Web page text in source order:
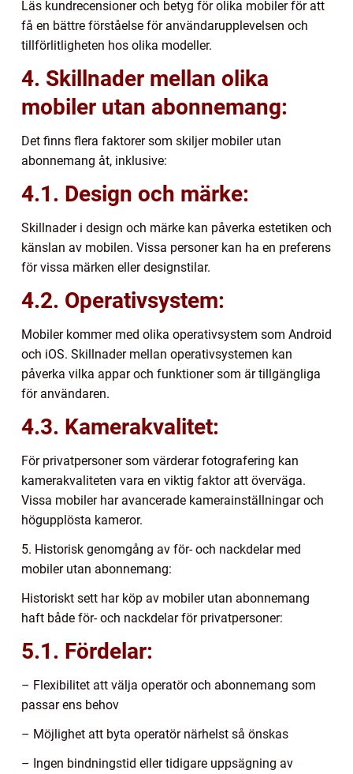
Läs kundrecensioner och betyg för olika mobiler för att
få en bättre förståelse för användarupplevelsen och
tillförlitligheten hos olika modeller.
4. Skillnader mellan olika
mobiler utan abonnemang:
Det finns flera faktorer som skiljer mobiler utan
abonnemang åt, inklusive:
4.1. Design och märke:
Skillnader i design och märke kan påverka estetiken och
känslan av mobilen. Vissa personer kan ha en preferens
för vissa märken eller designstilar.
4.2. Operativsystem:
Mobiler kommer med olika operativsystem som Android
och iOS. Skillnader mellan operativsystemen kan
påverka vilka appar och funktioner som är tillgängliga
för användaren.
4.3. Kamerakvalitet:
För privatpersoner som värderar fotografering kan
kamerakvaliteten vara en viktig faktor att överväga.
Vissa mobiler har avancerade kamerainställningar och
högupplösta kameror.
5. Historisk genomgång av för- och nackdelar med
mobiler utan abonnemang:
Historiskt sett har köp av mobiler utan abonnemang
haft både för- och nackdelar för privatpersoner:
5.1. Fördelar:
– Flexibilitet att välja operatör och abonnemang som
passar ens behov
– Möjlighet att byta operatör närhelst så önskas
– Ingen bindningstid eller tidigare uppsägning av